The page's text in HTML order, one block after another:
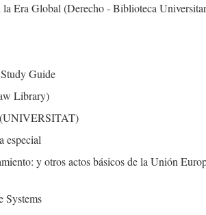
Era Global (Derecho - Biblioteca
Guide
Library)
(UNIVERSITAT)
especial
y otros actos básicos de la Unión